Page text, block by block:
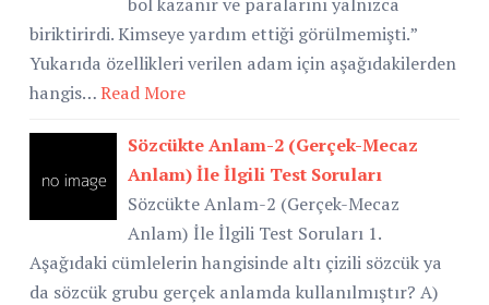
biriktirirdi. Kimseye yardım ettiği görülmemişti.”
Yukarıda özellikleri verilen adam için aşağıdakilerden
hangis…Read More
Sözcükte Anlam-2 (Gerçek-Mecaz
Anlam) İle İlgili Test Soruları
Sözcükte Anlam-2 (Gerçek-Mecaz
Anlam) İle İlgili Test Soruları 1.
Aşağıdaki cümlelerin hangisinde altı çizili sözcük ya
da sözcük grubu gerçek anlamda kullanılmıştır? A)